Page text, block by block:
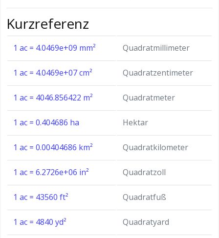
Kurzreferenz
1 ac = 4.0469e+09 mm² Quadratmillimeter
1 ac = 4.0469e+07 cm² Quadratzentimeter
1 ac = 4046.856422 m² Quadratmeter
1 ac = 0.404686 ha Hektar
1 ac = 0.00404686 km² Quadratkilometer
1 ac = 6.2726e+06 in² Quadratzoll
1 ac = 43560 ft² Quadratfuß
1 ac = 4840 yd² Quadratyard